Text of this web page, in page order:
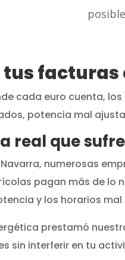
facturas
cada euro cuenta,
potencia mal
real que
numerosas
pagan más de lo
y los horarios
prestamó
sin interferir en tu